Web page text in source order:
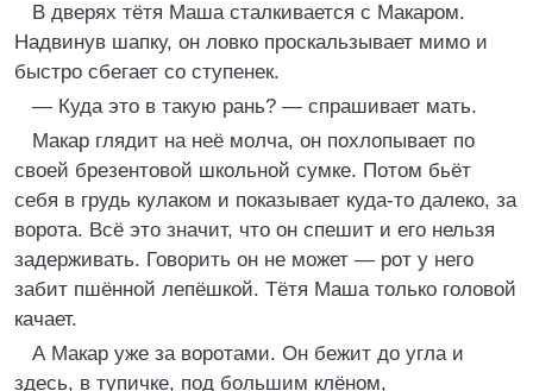
В дверях тётя Маша сталкивается с Макаром.
Надвинув шапку, он ловко проскальзывает мимо и
быстро сбегает со ступенек.
— Куда это в такую рань? — спрашивает мать.
Макар глядит на неё молча, он похлопывает по
своей брезентовой школьной сумке. Потом бьёт
себя в грудь кулаком и показывает куда-то далеко, за
ворота. Всё это значит, что он спешит и его нельзя
задерживать. Говорить он не может — рот у него
забит пшённой лепёшкой. Тётя Маша только головой
качает.
А Макар уже за воротами. Он бежит до угла и
здесь, в тупичке, под большим клёном,